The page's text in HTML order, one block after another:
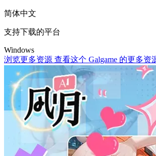
简体中文
支持下载的平台
Windows
浏览更多资源 查看这个 Galgame 的更多资